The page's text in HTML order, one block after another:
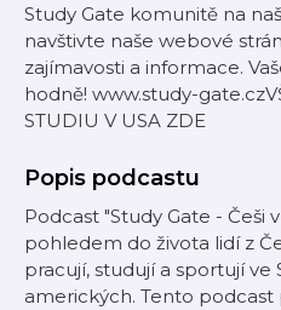
Study Gate komunitě na
navštivte naše webové
zajímavosti a informace.
hodně! www.study-
STUDIU V USA ZDE
Popis podcastu
Podcast "Study Gate - Češi
pohledem do života lidí z
pracují, studují a sportují ve
amerických. Tento